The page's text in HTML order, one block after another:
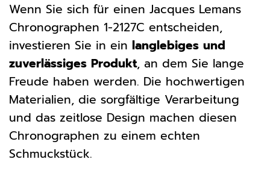
Wenn Sie sich für einen Jacques Lemans
Chronographen 1-2127C entscheiden,
investieren Sie in ein langlebiges und
zuverlässiges Produkt, an dem Sie lange
Freude haben werden. Die hochwertigen
Materialien, die sorgfältige Verarbeitung
und das zeitlose Design machen diesen
Chronographen zu einem echten
Schmuckstück.